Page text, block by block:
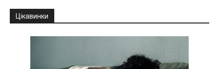
Цікавинки